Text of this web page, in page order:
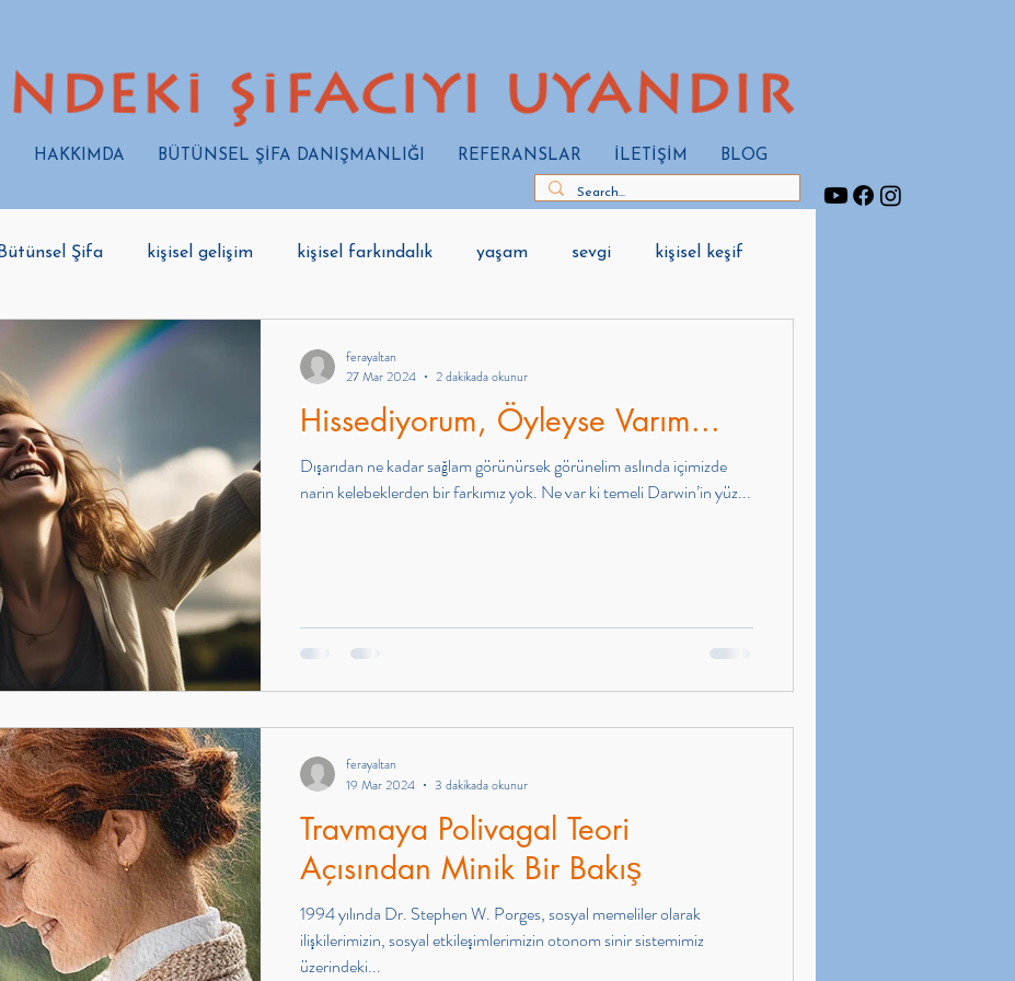
HAKKIMDA BÜTÜNSEL ŞİFA DANIŞMANLIĞI REFERANSLAR İLETİŞİM BLOG
Şifa kişisel gelişim kişisel farkındalık yaşam sevgi kişisel keşif
Hissediyorum, Öyleyse Varım...
Dışarıdan ne kadar sağlam görünürsek görünelim aslında içimizde
narin kelebeklerden bir farkımız yok. Ne var ki temeli Darwin’in yüz...
ferayaltan
27 Mar 2024
2 dakikada okunur
Travmaya Polivagal Teori
Açısından Minik Bir Bakış
1994 yılında Dr. Stephen W. Porges, sosyal memeliler olarak
ilişkilerimizin, sosyal etkileşimlerimizin otonom sinir sistemimiz
üzerindeki...
ferayaltan
19 Mar 2024
3 dakikada okunur